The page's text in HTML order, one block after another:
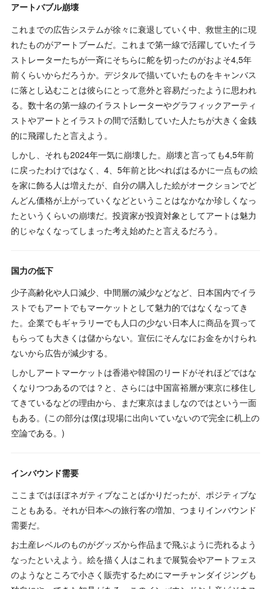
アートバブル崩壊
これまでの広告システムが徐々に衰退していく中、救世主的に現
れたものがアートブームだ。これまで第一線で活躍していたイラ
ストレーターたちが一斉にそちらに舵を切ったのがおよそ4,5年
前くらいからだろうか。デジタルで描いていたものをキャンバス
に落とし込むことは彼らにとって意外と容易だったように思われ
る。数十名の第一線のイラストレーターやグラフィックアーティ
ストやアートとイラストの間で活動していた人たちが大きく金銭
的に飛躍したと言えよう。
しかし、それも2024年一気に崩壊した。崩壊と言っても4,5年前
に戻ったわけではなく、4、5年前と比べればはるかに一点もの絵
を家に飾る人は増えたが、自分の購入した絵がオークションでど
んどん価格が上がっていくなどということはなかなか珍しくなっ
たというくらいの崩壊だ。投資家が投資対象としてアートは魅力
的じゃなくなってしまった考え始めたと言えるだろう。
国力の低下
少子高齢化や人口減少、中間層の減少などなど、日本国内でイラ
ストでもアートでもマーケットとして魅力的ではなくなってき
た。企業でもギャラリーでも人口の少ない日本人に商品を買って
もらっても大きくは儲からない。宣伝にそんなにお金をかけられ
ないから広告が減少する。
しかしアートマーケットは香港や韓国のリードがそれほどではな
くなりつつあるのでは？と、さらには中国富裕層が東京に移住し
てきているなどの理由から、まだ東京はましなのではという一面
もある。(この部分は僕は現場に出向いていないので完全に机上の
空論である。)
インバウンド需要
ここまではほぼネガティブなことばかりだったが、ポジティブな
こともある。それが日本への旅行客の増加、つまりインバウンド
需要だ。
お土産レベルのものがグッズから作品まで飛ぶように売れるよう
なったといえよう。絵を描く人はこれまで展覧会やアートフェス
のようなところで小さく販売するためにマーチャンダイジングも